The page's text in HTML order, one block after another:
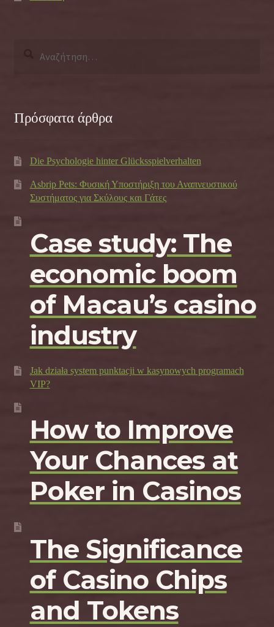
Πρόσφατα άρθρα
Die Psychologie hinter Glücksspielverhalten
Asbrip Pets: Φυσική Υποστήριξη του Αναπνευστικού
Συστήματος για Σκύλους και Γάτες
Case study: The
economic boom
of Macau’s casino
industry
Jak działa system punktacji w kasynowych programach
VIP?
How to Improve
Your Chances at
Poker in Casinos
The Significance
of Casino Chips
and Tokens